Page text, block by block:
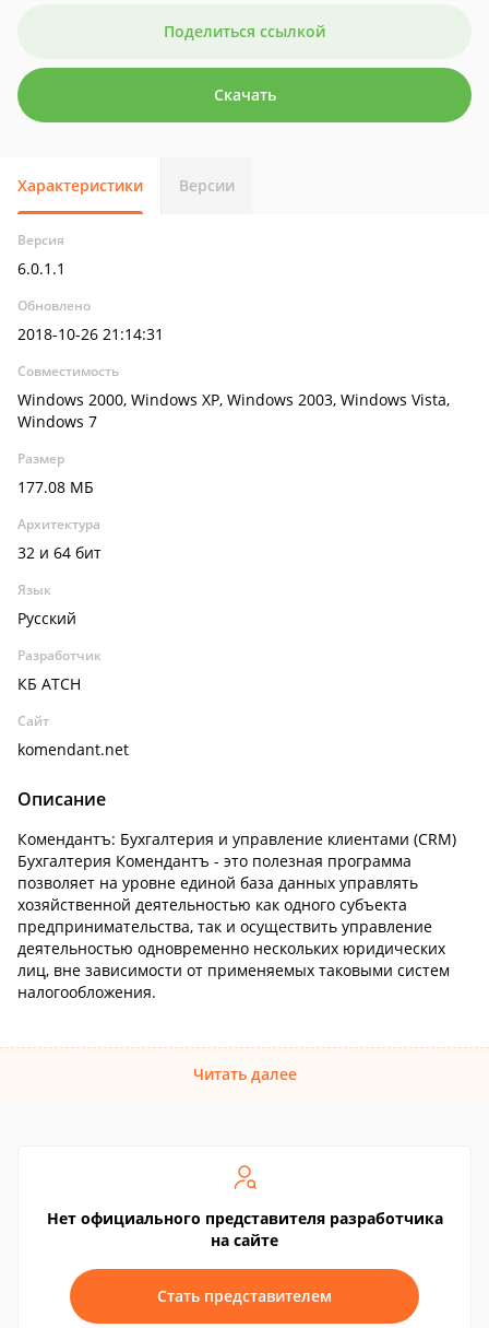
Поделиться ссылкой
Скачать
Характеристики Версии
Версия
6.0.1.1
Обновлено
2018-10-26 21:14:31
Совместимость
Windows 2000, Windows XP, Windows 2003, Windows Vista,
Windows 7
Размер
177.08 МБ
Архитектура
32 и 64 бит
Язык
Русский
Разработчик
КБ АТСН
Сайт
komendant.net
Описание
Комендантъ: Бухгалтерия и управление клиентами (CRM)
Бухгалтерия Комендантъ - это полезная программа
позволяет на уровне единой база данных управлять
хозяйственной деятельностью как одного субъекта
предпринимательства, так и осуществить управление
деятельностью одновременно нескольких юридических
лиц, вне зависимости от применяемых таковыми систем
налогообложения.
Читать далее
Нет официального представителя разработчика
на сайте
Стать представителем